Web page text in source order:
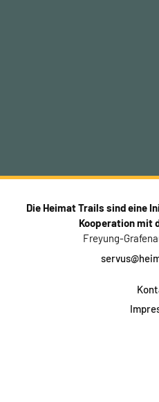
Die Heimat Trails sind eine
Kooperation mit
Freyung-